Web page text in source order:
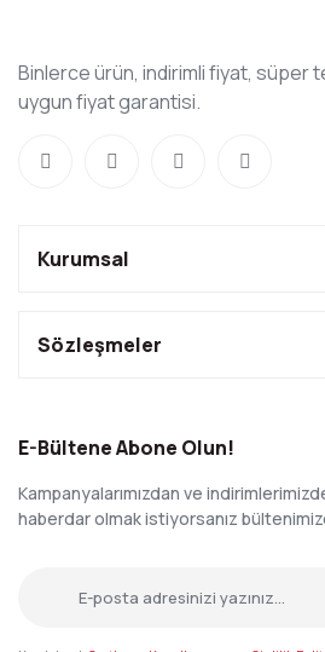
Binlerce ürün, indirimli fiyat, süper
uygun fiyat garantisi.
Kurumsal
Sözleşmeler
E-Bültene Abone Olun!
Kampanyalarımızdan ve
haberdar olmak istiyorsanız